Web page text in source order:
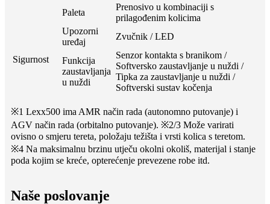
Paleta
Prenosivo u kombinaciji s
prilagođenim kolicima
Sigurnost
Upozorni
uređaj
Zvučnik / LED
Funkcija
zaustavljanja
u nuždi
Senzor kontakta s branikom /
Softversko zaustavljanje u nuždi /
Tipka za zaustavljanje u nuždi /
Softverski sustav kočenja
※1 Lexx500 ima AMR način rada (autonomno putovanje) i
AGV način rada (orbitalno putovanje). ※2/3 Može varirati
ovisno o smjeru tereta, položaju težišta i vrsti kolica s teretom.
※4 Na maksimalnu brzinu utječu okolni okoliš, materijal i stanje
poda kojim se kreće, opterećenje prevezene robe itd.
Naše poslovanje